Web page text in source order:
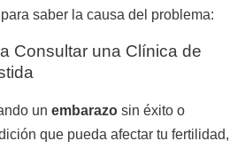
para saber la causa del problema:
Consultar una Clínica de
un embarazo sin éxito o
que pueda afectar tu fertilidad,